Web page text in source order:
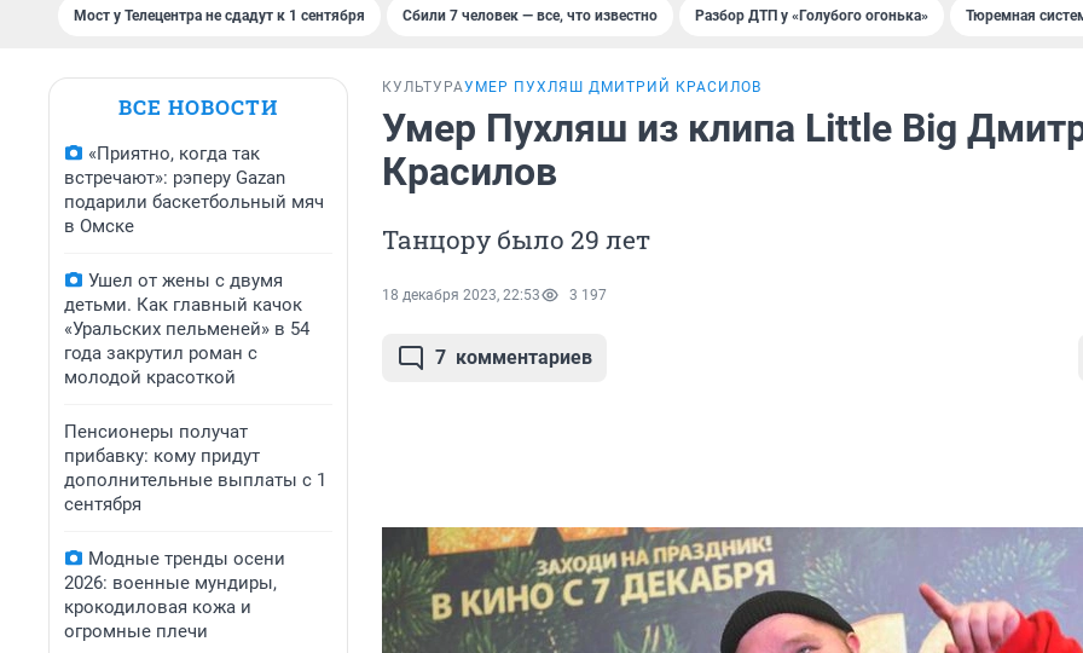
Мост у Телецентра не сдадут к 1 сентября Сбили 7 человек — все, что известно Разбор ДТП у «Голубого огонька» Тюремная
ВСЕ НОВОСТИ
«Приятно, когда так
встречают»: рэперу Gazan
подарили баскетбольный мяч
в Омске
Ушел от жены с двумя
детьми. Как главный качок
«Уральских пельменей» в 54
года закрутил роман с
молодой красоткой
Пенсионеры получат
прибавку: кому придут
дополнительные выплаты с 1
сентября
Модные тренды осени
2026: военные мундиры,
крокодиловая кожа и
огромные плечи
КУЛЬТУРАУМЕР ПУХЛЯШ ДМИТРИЙ КРАСИЛОВ
Умер Пухляш из клипа Little Big
Красилов
Танцору было 29 лет
18 декабря 2023, 22:53 3 197
7 комментариев